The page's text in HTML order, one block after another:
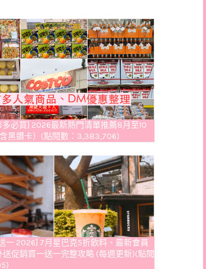
必買] 2026最新熱門清單推薦8月至10
黑鑽卡）(點閱數：3,383,706)
一 2026] 7月星巴克5折飲料、最新會員
送促銷買一送一完整攻略 (每週更新)(點閱